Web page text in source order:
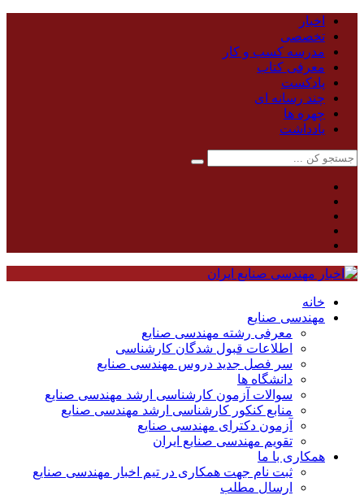
اخبار
تخصصی
مدرسه کسب و کار
معرفی کتاب
پادکست
چند رسانه ای
چهره ها
یادداشت
خانه
مهندسی صنایع
معرفی رشته مهندسی صنایع
اطلاعات قبول شدگان کارشناسی
سر فصل جدید دروس مهندسی صنایع
دانشگاه ها
سوالات آزمون کارشناسی ارشد مهندسی صنایع
منابع کنکور کارشناسی ارشد مهندسی صنایع
آزمون دکترای مهندسی صنایع
تقویم مهندسی صنایع ایران
همکاری با ما
ثبت نام جهت همکاری در تیم اخبار مهندسی صنایع
ارسال مطلب